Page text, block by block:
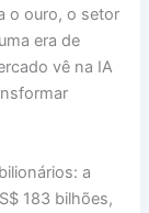
o ouro, o setor
era de
vê na IA
a
183 bilhões,